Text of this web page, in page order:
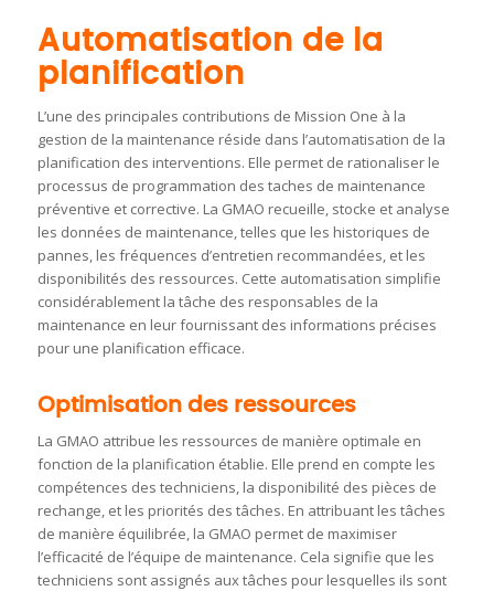
Automatisation de la
planification
L’une des principales contributions de Mission One à la
gestion de la maintenance réside dans l’automatisation de la
planification des interventions. Elle permet de rationaliser le
processus de programmation des taches de maintenance
préventive et corrective. La GMAO recueille, stocke et analyse
les données de maintenance, telles que les historiques de
pannes, les fréquences d’entretien recommandées, et les
disponibilités des ressources. Cette automatisation simplifie
considérablement la tâche des responsables de la
maintenance en leur fournissant des informations précises
pour une planification efficace.
Optimisation des ressources
La GMAO attribue les ressources de manière optimale en
fonction de la planification établie. Elle prend en compte les
compétences des techniciens, la disponibilité des pièces de
rechange, et les priorités des tâches. En attribuant les tâches
de manière équilibrée, la GMAO permet de maximiser
l’efficacité de l’équipe de maintenance. Cela signifie que les
techniciens sont assignés aux tâches pour lesquelles ils sont